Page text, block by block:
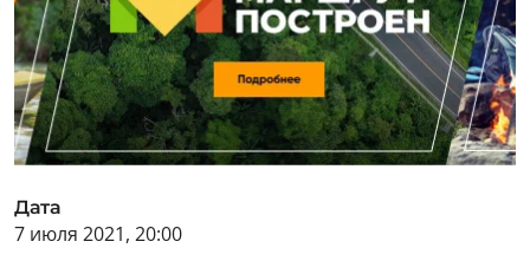
Дата
7 июля 2021, 20:00